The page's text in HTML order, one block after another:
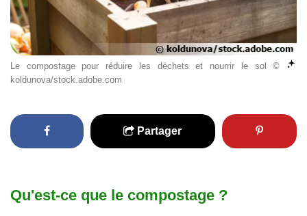
Le compostage pour réduire les déchets et nourrir le sol ©
koldunova/stock.adobe.com
Partager
Qu'est-ce que le compostage ?